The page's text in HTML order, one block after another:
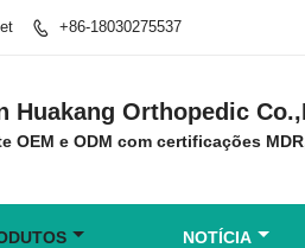
 +86-18030275537
Huakang Orthopedic
OEM e ODM com certificações
NOTÍCIA